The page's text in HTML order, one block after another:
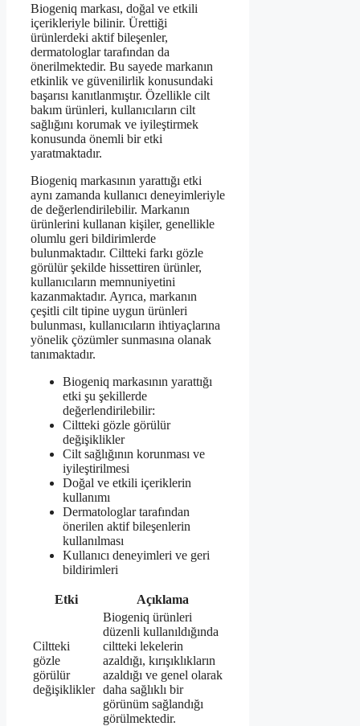
Biogeniq markası, doğal ve etkili
içerikleriyle bilinir. Ürettiği
ürünlerdeki aktif bileşenler,
dermatologlar tarafından da
önerilmektedir. Bu sayede markanın
etkinlik ve güvenilirlik konusundaki
başarısı kanıtlanmıştır. Özellikle cilt
bakım ürünleri, kullanıcıların cilt
sağlığını korumak ve iyileştirmek
konusunda önemli bir etki
yaratmaktadır.
Biogeniq markasının yarattığı etki
aynı zamanda kullanıcı deneyimleriyle
de değerlendirilebilir. Markanın
ürünlerini kullanan kişiler, genellikle
olumlu geri bildirimlerde
bulunmaktadır. Ciltteki farkı gözle
görülür şekilde hissettiren ürünler,
kullanıcıların memnuniyetini
kazanmaktadır. Ayrıca, markanın
çeşitli cilt tipine uygun ürünleri
bulunması, kullanıcıların ihtiyaçlarına
yönelik çözümler sunmasına olanak
tanımaktadır.
Biogeniq markasının yarattığı
etki şu şekillerde
değerlendirilebilir:
Ciltteki gözle görülür
değişiklikler
Cilt sağlığının korunması ve
iyileştirilmesi
Doğal ve etkili içeriklerin
kullanımı
Dermatologlar tarafından
önerilen aktif bileşenlerin
kullanılması
Kullanıcı deneyimleri ve geri
bildirimleri
Etki Açıklama
Ciltteki
gözle
görülür
değişiklikler
Biogeniq ürünleri
düzenli kullanıldığında
ciltteki lekelerin
azaldığı, kırışıklıkların
azaldığı ve genel olarak
daha sağlıklı bir
görünüm sağlandığı
görülmektedir.